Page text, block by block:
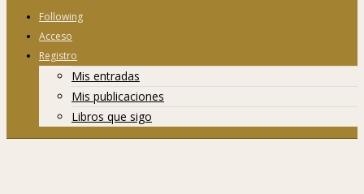
Following
Acceso
Registro
Mis entradas
Mis publicaciones
Libros que sigo